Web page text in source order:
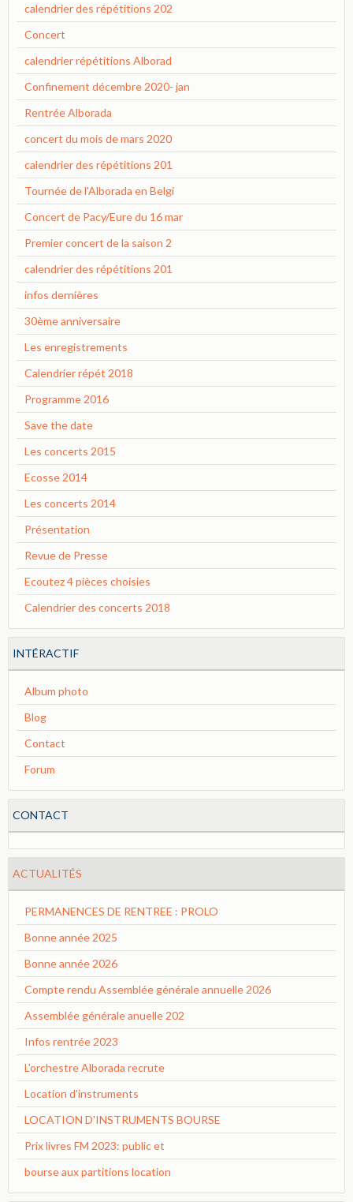
calendrier des répétitions 202
Concert
calendrier répétitions Alborad
Confinement décembre 2020- jan
Rentrée Alborada
concert du mois de mars 2020
calendrier des répétitions 201
Tournée de l'Alborada en Belgi
Concert de Pacy/Eure du 16 mar
Premier concert de la saison 2
calendrier des répétitions 201
infos dernières
30ème anniversaire
Les enregistrements
Calendrier répét 2018
Programme 2016
Save the date
Les concerts 2015
Ecosse 2014
Les concerts 2014
Présentation
Revue de Presse
Ecoutez 4 pièces choisies
Calendrier des concerts 2018
INTÉRACTIF
Album photo
Blog
Contact
Forum
CONTACT
ACTUALITÉS
PERMANENCES DE RENTREE : PROLO
Bonne année 2025
Bonne année 2026
Compte rendu Assemblée générale annuelle 2026
Assemblée générale anuelle 202
Infos rentrée 2023
L'orchestre Alborada recrute
Location d'instruments
LOCATION D'INSTRUMENTS BOURSE
Prix livres FM 2023: public et
bourse aux partitions location